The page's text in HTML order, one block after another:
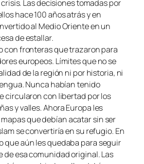
Las decisiones tomadas por
hace 100 años atrás y en
al Medio Oriente en un
de estallar.
con fronteras que trazaron para
europeos. Límites que no se
de la región ni por historia, ni
Nunca habían tenido
circularon con libertad por los
y valles. Ahora Europa les
que debían acatar sin ser
se convertiría en su refugio. En
que aún les quedaba para seguir
de esa comunidad original. Las